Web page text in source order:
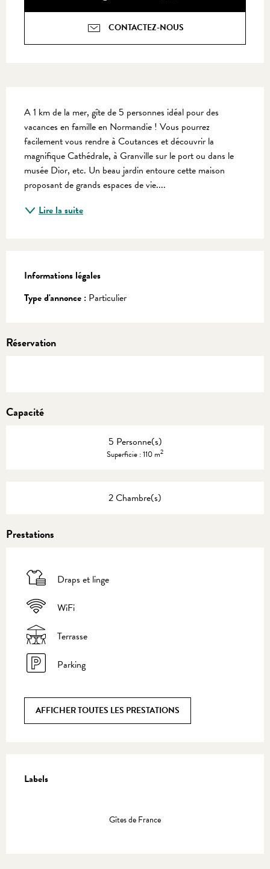
CONTACTEZ-NOUS
A 1 km de la mer, gîte de 5 personnes idéal pour des
vacances en famille en Normandie ! Vous pourrez
facilement vous rendre à Coutances et découvrir la
magnifique Cathédrale, à Granville sur le port ou dans le
musée Dior, etc. Un beau jardin entoure cette maison
proposant de grands espaces de vie....
Lire la suite
Informations légales
Informations légales
Type d'annonce : Particulier
Réservation
Capacité
5 Personne(s)
Superficie : 110 m2
2 Chambre(s)
Prestations
Draps et linge
WiFi
Terrasse
Parking
AFFICHER TOUTES LES PRESTATIONS
Labels
Labels
Gîtes de France